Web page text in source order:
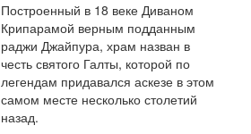
Построенный в 18 веке Диваном
Крипарамой верным подданным
раджи Джайпура, храм назван в
честь святого Галты, которой по
легендам придавался аскезе в этом
самом месте несколько столетий
назад.